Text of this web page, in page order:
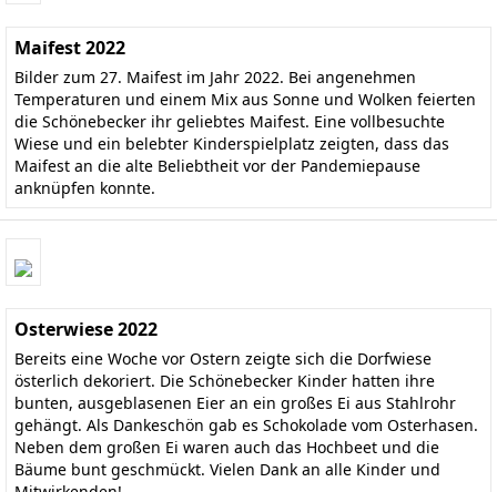
Maifest 2022
Bilder zum 27. Maifest im Jahr 2022. Bei angenehmen
Temperaturen und einem Mix aus Sonne und Wolken feierten
die Schönebecker ihr geliebtes Maifest. Eine vollbesuchte
Wiese und ein belebter Kinderspielplatz zeigten, dass das
Maifest an die alte Beliebtheit vor der Pandemiepause
anknüpfen konnte.
Osterwiese 2022
Bereits eine Woche vor Ostern zeigte sich die Dorfwiese
österlich dekoriert. Die Schönebecker Kinder hatten ihre
bunten, ausgeblasenen Eier an ein großes Ei aus Stahlrohr
gehängt. Als Dankeschön gab es Schokolade vom Osterhasen.
Neben dem großen Ei waren auch das Hochbeet und die
Bäume bunt geschmückt. Vielen Dank an alle Kinder und